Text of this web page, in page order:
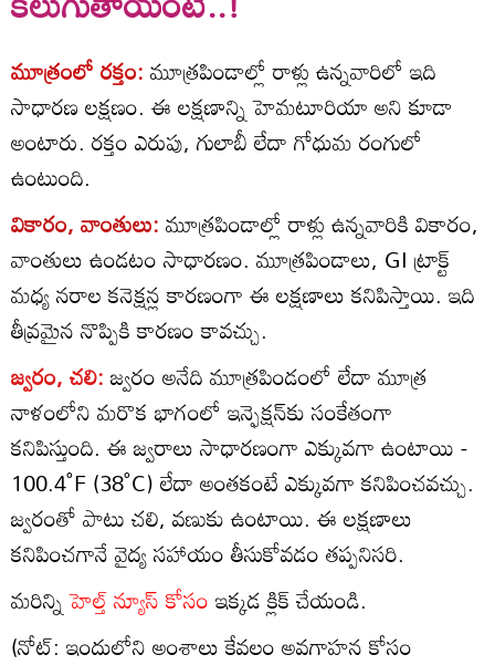
మూత్రంలో రక్తం:మూత్రపిండాల్లో రాళ్లు ఉన్నవారిలో ఇది
సాధారణ లక్షణం. ఈ లక్షణాన్ని హెమటూరియా అని కూడా
అంటారు. రక్తం ఎరుపు, గులాబీ లేదా గోధుమ రంగులో
ఉంటుంది.
వికారం, వాంతులు:మూత్రపిండాల్లో రాళ్లు ఉన్నవారికి వికారం,
వాంతులు ఉండటం సాధారణం. మూత్రపిండాలు, GI ట్రాక్ట్
మధ్య నరాల కనెక్షన్ల కారణంగా ఈ లక్షణాలు కనిపిస్తాయి. ఇది
తీవ్రమైన నొప్పికి కారణం కావచ్చు.
జ్వరం, చలి:జ్వరం అనేది మూత్రపిండంలో లేదా మూత్ర
నాళంలోని మరొక భాగంలో ఇన్ఫెక్షన్‌కు సంకేతంగా
కనిపిస్తుంది. ఈ జ్వరాలు సాధారణంగా ఎక్కువగా ఉంటాయి -
100.4˚F (38˚C) లేదా అంతకంటే ఎక్కువగా కనిపించవచ్చు.
జ్వరంతో పాటు చలి, వణుకు ఉంటాయి. ఈ లక్షణాలు
కనిపించగానే వైద్య సహాయం తీసుకోవడం తప్పనిసరి.
మరిన్నిహెల్త్ న్యూస్ కోసంఇక్కడ క్లిక్ చేయండి.
(నోట్‌: ఇందులోని అంశాలు కేవలం అవగాహన కోసం